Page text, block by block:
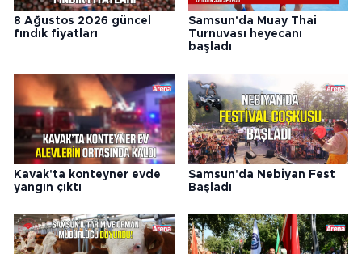
8 Ağustos 2026 güncel
fındık fiyatları
Samsun'da Muay Thai
Turnuvası heyecanı
başladı
Kavak'ta konteyner evde
yangın çıktı
Samsun'da Nebiyan Fest
Başladı